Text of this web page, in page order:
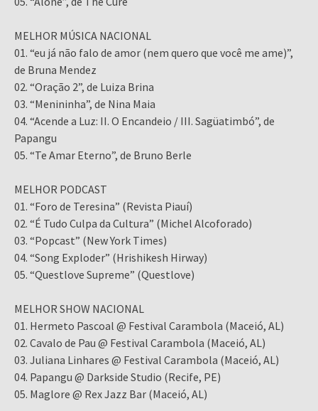
MELHOR MÚSICA NACIONAL
01. “eu já não falo de amor (nem quero que você me ame)”,
de Bruna Mendez
02. “Oração 2”, de Luiza Brina
03. “Menininha”, de Nina Maia
04. “Acende a Luz: II. O Encandeio / III. Sagüatimbó”, de
Papangu
05. “Te Amar Eterno”, de Bruno Berle
MELHOR PODCAST
01. “Foro de Teresina” (Revista Piauí)
02. “É Tudo Culpa da Cultura” (Michel Alcoforado)
03. “Popcast” (New York Times)
04. “Song Exploder” (Hrishikesh Hirway)
05. “Questlove Supreme” (Questlove)
MELHOR SHOW NACIONAL
01. Hermeto Pascoal @ Festival Carambola (Maceió, AL)
02. Cavalo de Pau @ Festival Carambola (Maceió, AL)
03. Juliana Linhares @ Festival Carambola (Maceió, AL)
04. Papangu @ Darkside Studio (Recife, PE)
05. Maglore @ Rex Jazz Bar (Maceió, AL)